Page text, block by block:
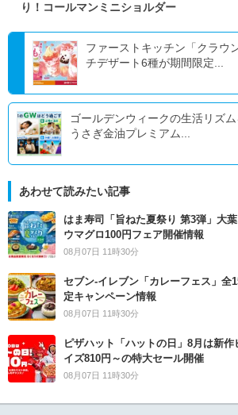
り！コールマンミニショルダー
ファーストキッチン「クラウ
チデザート6種が期間限定...
ゴールデンウィークの生活リズ
うさぎ金油プレミアム...
あわせて読みたい記事
はま寿司「旨ねた夏祭り 第3弾」大
ウマグロ100円フェア開催情報
08月07日 11時30分
セブン‐イレブン「カレーフェス」全
定キャンペーン情報
08月07日 11時30分
ピザハット「ハットの日」8月は新
イズ810円～の特大セール開催
08月07日 11時30分